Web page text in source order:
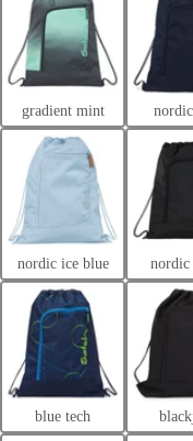
gradient mint
nordic ice blue nordic
blue tech